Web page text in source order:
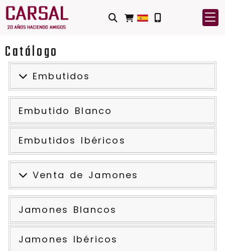
Catálogo
Embutidos
Embutido Blanco
Embutidos Ibéricos
Venta de Jamones
Jamones Blancos
Jamones Ibéricos